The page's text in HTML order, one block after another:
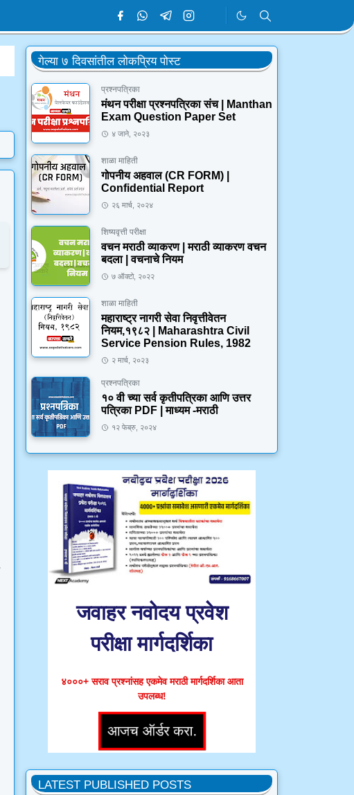
गेल्या ७ दिवसांतील लोकप्रिय पोस्ट
प्रश्नपत्रिका
मंथन परीक्षा प्रश्नपत्रिका संच | Manthan
Exam Question Paper Set
४ जाने, २०२३
शाळा माहिती
गोपनीय अहवाल (CR FORM) |
Confidential Report
२६ मार्च, २०२४
शिष्यवृत्ती परीक्षा
वचन मराठी व्याकरण | मराठी व्याकरण वचन
बदला | वचनाचे नियम
७ ऑक्टो, २०२२
शाळा माहिती
महाराष्ट्र नागरी सेवा निवृत्तीवेतन
नियम,१९८२ | Maharashtra Civil
Service Pension Rules, 1982
२ मार्च, २०२३
प्रश्नपत्रिका
१० वी च्या सर्व कृतीपत्रिका आणि उत्तर
पत्रिका PDF | माध्यम -मराठी
१२ फेब्रु, २०२४
जवाहर नवोदय प्रवेश
परीक्षा मार्गदर्शिका
४०००+ सराव प्रश्नांसह एकमेव मराठी मार्गदर्शिका आता
उपलब्ध!
LATEST PUBLISHED POSTS